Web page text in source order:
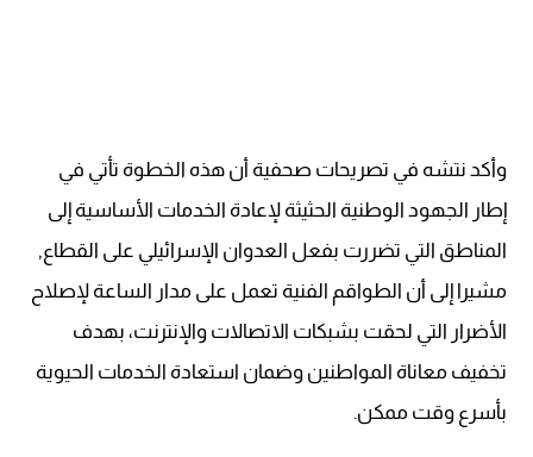
وأكد نتشه في تصريحات صحفية أن هذه الخطوة تأتي في
إطار الجهود الوطنية الحثيثة لإعادة الخدمات الأساسية إلى
المناطق التي تضررت بفعل العدوان الإسرائيلي على القطاع,
مشيرا إلى أن الطواقم الفنية تعمل على مدار الساعة لإصلاح
الأضرار التي لحقت بشبكات الاتصالات والإنترنت، بهدف
تخفيف معاناة المواطنين وضمان استعادة الخدمات الحيوية
بأسرع وقت ممكن.